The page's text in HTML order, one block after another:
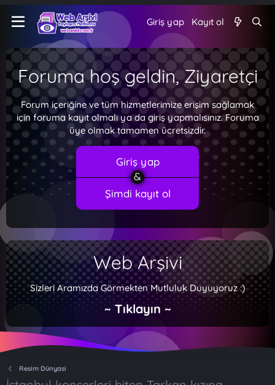
Giriş yap Kayıt ol
Foruma hoş geldin, Ziyaretçi
Forum içeriğine ve tüm hizmetlerimize erişim sağlamak
için foruma kayıt olmalı ya da giriş yapmalısınız. Foruma
üye olmak tamamen ücretsizdir.
Giriş yap
Şimdi kayıt ol
Web Arşivi
Sizleri Aramızda Görmekten Mutluluk Duyuyoruz :)
~ Tıklayın ~
Resim Dünyasi